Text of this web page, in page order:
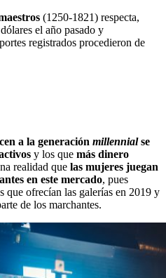
(1250-1821) respecta,
el año pasado y
registrados procedieron de
a la generación millennialse
y los que más dinero
realidad que las mujeres juegan
en este mercado, pues
que ofrecían las galerías en 2019 y
de los marchantes.